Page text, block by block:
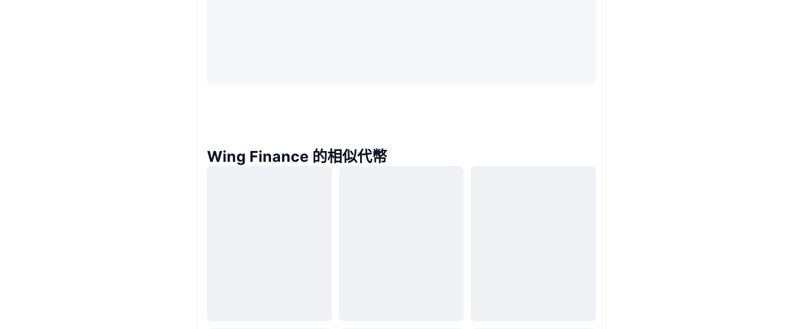
Wing Finance 的相似代幣